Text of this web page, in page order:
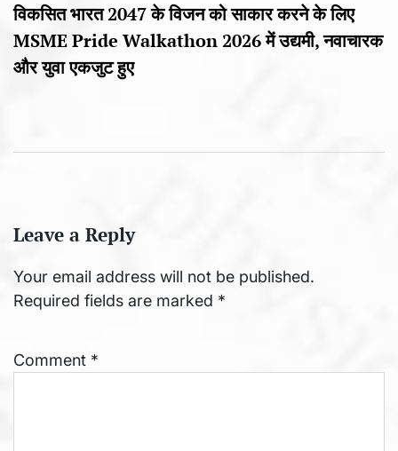
विकसित भारत 2047 के विजन को साकार करने के लिए
MSME Pride Walkathon 2026 में उद्यमी, नवाचारक
और युवा एकजुट हुए
Leave a Reply
Your email address will not be published.
Required fields are marked *
Comment *